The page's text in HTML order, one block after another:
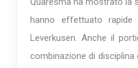
hanno effettuato
Leverkusen. Anche il
combinazione di